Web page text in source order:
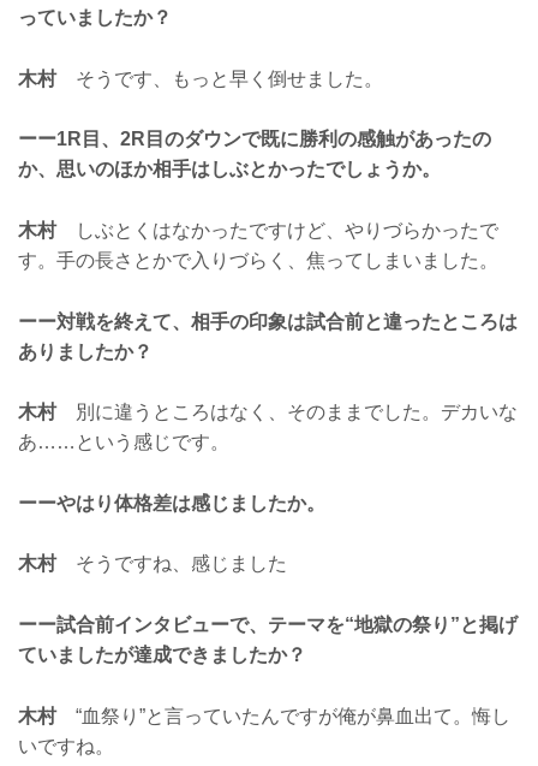
っていましたか？
木村そうです、もっと早く倒せました。
ーー1R目、2R目のダウンで既に勝利の感触があったの
か、思いのほか相手はしぶとかったでしょうか。
木村しぶとくはなかったですけど、やりづらかったで
す。手の長さとかで入りづらく、焦ってしまいました。
ーー対戦を終えて、相手の印象は試合前と違ったところは
ありましたか？
木村別に違うところはなく、そのままでした。デカいな
あ……という感じです。
ーーやはり体格差は感じましたか。
木村そうですね、感じました
ーー試合前インタビューで、テーマを“地獄の祭り”と掲げ
ていましたが達成できましたか？
木村“血祭り”と言っていたんですが俺が鼻血出て。悔し
いですね。